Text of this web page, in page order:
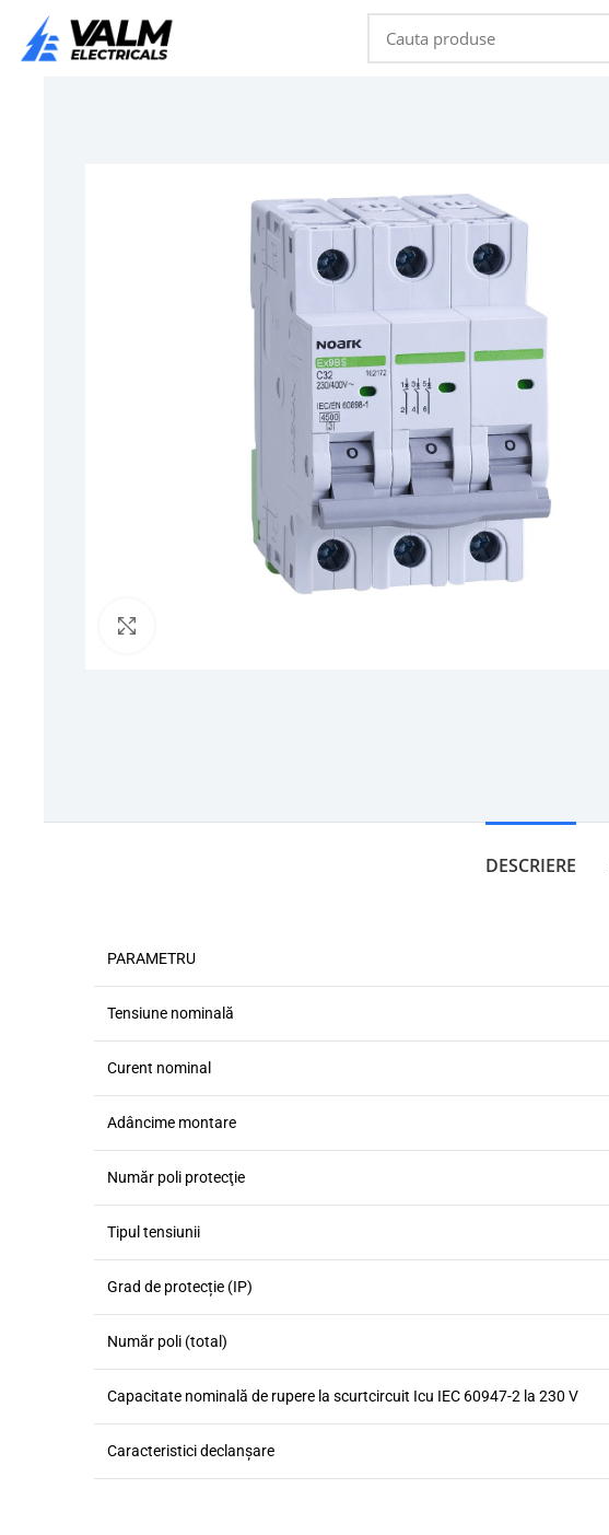
DESCRIERE
PARAMETRU
Tensiune nominală
Curent nominal
Adâncime montare
Număr poli protecţie
Tipul tensiunii
Grad de protecție (IP)
Număr poli (total)
Capacitate nominală de rupere la scurtcircuit Icu IEC 60947-2 la 230 V
Caracteristici declanşare